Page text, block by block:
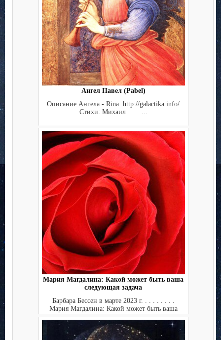
Ангел Павел (Pabel)
Описание Ангела - Rina http://galactika.info/
Стихи: Михаил ...
Мария Магдалина: Какой может быть ваша
следующая задача
Барбара Бессен в марте 2023 г. . . . . . . . .
Мария Магдалина: Какой может быть ваша